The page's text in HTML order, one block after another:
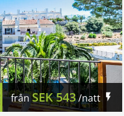
frånSEK543/natt